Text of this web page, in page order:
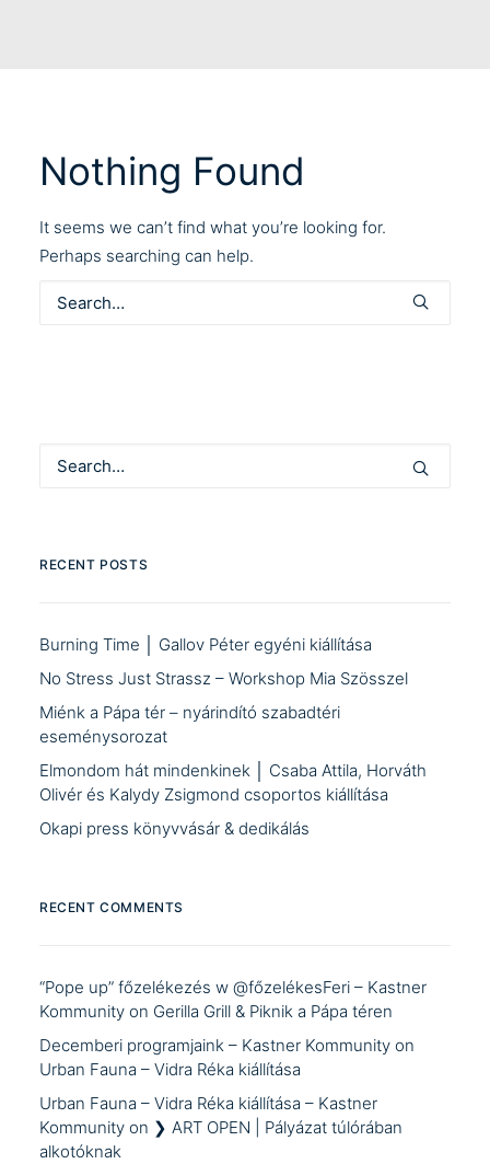
Nothing Found
It seems we can’t find what you’re looking for.
Perhaps searching can help.
RECENT POSTS
Burning Time │ Gallov Péter egyéni kiállítása
No Stress Just Strassz – Workshop Mia Szösszel
Miénk a Pápa tér – nyárindító szabadtéri
eseménysorozat
Elmondom hát mindenkinek │ Csaba Attila, Horváth
Olivér és Kalydy Zsigmond csoportos kiállítása
Okapi press könyvvásár & dedikálás
RECENT COMMENTS
“Pope up” főzelékezés w @főzelékesFeri – Kastner
Kommunity on Gerilla Grill & Piknik a Pápa téren
Decemberi programjaink – Kastner Kommunity on
Urban Fauna – Vidra Réka kiállítása
Urban Fauna – Vidra Réka kiállítása – Kastner
Kommunity on ❯ ART OPEN | Pályázat túlórában
alkotóknak